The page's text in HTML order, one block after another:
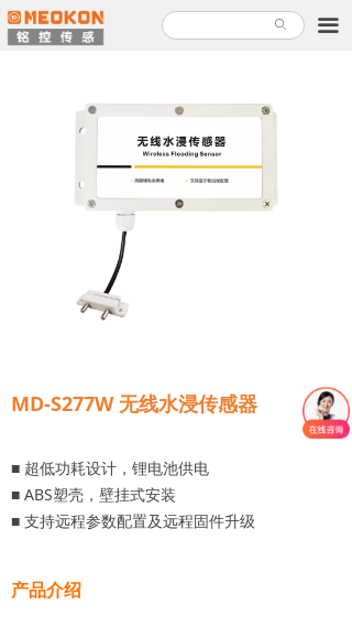
끀
首页
解决方案
产品使用指南
ꄙ
MD-S277W 无线水浸传感器
■ 超低功耗设计，锂电池供电
■ ABS塑壳，壁挂式安装
■ 支持远程参数配置及远程固件升级
产品介绍